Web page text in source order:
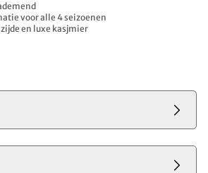
voor alle 4 seizoenen
en luxe kasjmier